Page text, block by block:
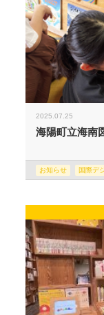
2025.07.25
海陽町立海南
お知らせ 国際デ